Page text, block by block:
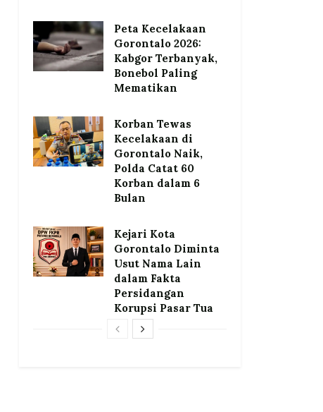
Peta Kecelakaan
Gorontalo 2026:
Kabgor Terbanyak,
Bonebol Paling
Mematikan
Korban Tewas
Kecelakaan di
Gorontalo Naik,
Polda Catat 60
Korban dalam 6
Bulan
Kejari Kota
Gorontalo Diminta
Usut Nama Lain
dalam Fakta
Persidangan
Korupsi Pasar Tua